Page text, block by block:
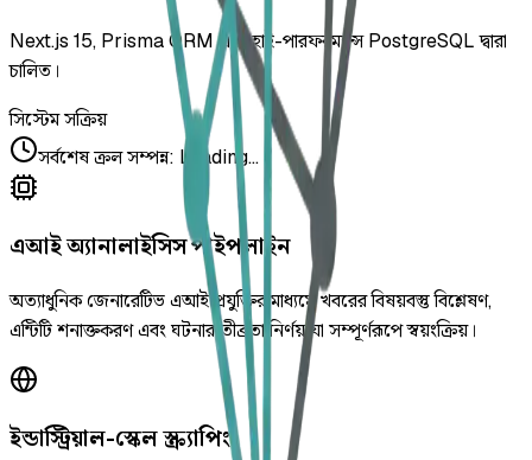
Next.js 15, Prisma ORM এবং হাই-পারফরম্যান্স PostgreSQL দ্বারা
চালিত।
সিস্টেম সক্রিয়
সর্বশেষ ক্রল সম্পন্ন: Loading...
এআই অ্যানালাইসিস পাইপলাইন
অত্যাধুনিক জেনারেটিভ এআই প্রযুক্তির মাধ্যমে খবরের বিষয়বস্তু বিশ্লেষণ,
এন্টিটি শনাক্তকরণ এবং ঘটনার তীব্রতা নির্ণয় যা সম্পূর্ণরূপে স্বয়ংক্রিয়।
ইন্ডাস্ট্রিয়াল-স্কেল স্ক্র্যাপিং